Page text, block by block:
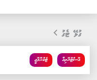
ގުޅޭ ޓެގު
ޓެކްނޮލޮޖީ އޮސްޓްރޭލިއާ